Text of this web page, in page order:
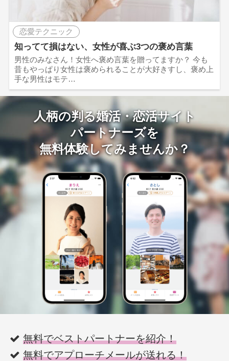
恋愛テクニック
知ってて損はない、女性が喜ぶ3つの褒め言葉
男性のみなさん！女性へ褒め言葉を贈ってますか？ 今も
昔もやっぱり女性は褒められることが大好きすし、褒め上
手な男性はモテ…
人柄の判る婚活・恋活サイト
パートナーズを
無料体験してみませんか？
無料でベストパートナーを紹介！
無料でアプローチメールが送れる！